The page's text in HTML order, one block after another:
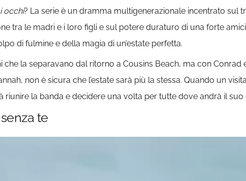
occhi? La serie è un dramma multigenerazionale incentrato sul
tra le madri e i loro figli e sul potere duraturo di una forte
di fulmine e della magia di un’estate perfetta.
la separavano dal ritorno a Cousins ​​Beach, ma con Conrad
non è sicura che l’estate sarà più la stessa. Quando un
riunire la banda e decidere una volta per tutte dove andrà il suo
te